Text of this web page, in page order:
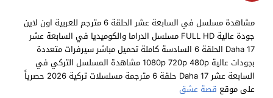
مشاهدة مسلسل في السابعة عشر الحلقة 6 مترجم للعربية اون لاين
جودة عالية FULL HD مسلسل الدراما والكوميديا في السابعة عشر
Daha 17 الحلقة 6 السادسة كاملة تحميل مباشر سيرفرات متعددة
بجودات عالية 1080p 720p 480p مشاهدة المسلسل التركي في
السابعة عشر Daha 17 حلقة 6 مترجمة مسلسلات تركية 2026 حصرياً
على موقع قصة عشق